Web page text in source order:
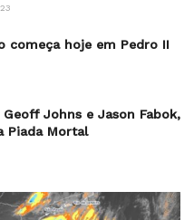
começa hoje em Pedro II
Johns e Jason Fabok,
Piada Mortal